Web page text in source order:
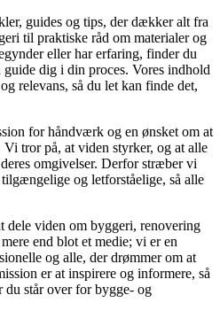
guides og tips, der dækker alt fra
til praktiske råd om materialer og
eller har erfaring, finder du
dig i din proces. Vores indhold
relevans, så du let kan finde det,
for håndværk og en ønsket om at
Vi tror på, at viden styrker, og at alle
omgivelser. Derfor stræber vi
og letforståelige, så alle
viden om byggeri, renovering
end blot et medie; vi er en
og alle, der drømmer om at
er at inspirere og informere, så
du står over for bygge- og